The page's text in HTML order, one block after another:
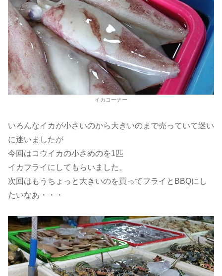
イカコーナー
いろんなイカが小さいのから大きいのまで売っていて迷い
に迷いましたが
今回はコウイカの小さめのを1匹
イカフライにしてもらいました。
次回はもうちょっと大きいのを買ってフライとBBQにし
たいなあ・・・